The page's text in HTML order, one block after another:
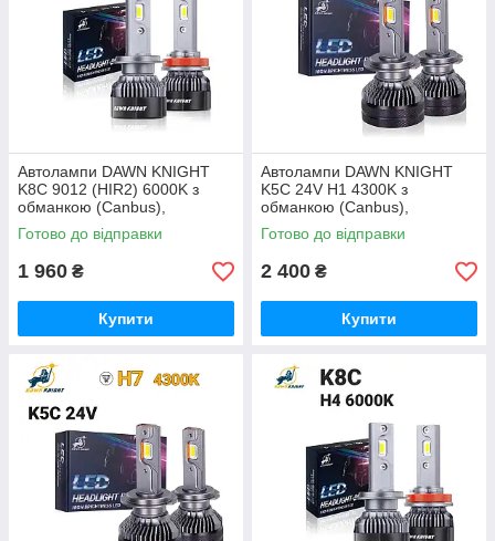
Автолампи DAWN KNIGHT
K8C 9012 (HIR2) 6000K з
обманкою (Canbus),
комплект 2 шт
Готово до відправки
1 960 ₴
Купити
Автолампи DAWN KNIGHT
K5C 24V H1 4300K з
обманкою (Canbus),
комплект 2 шт
Готово до відправки
2 400 ₴
Купити